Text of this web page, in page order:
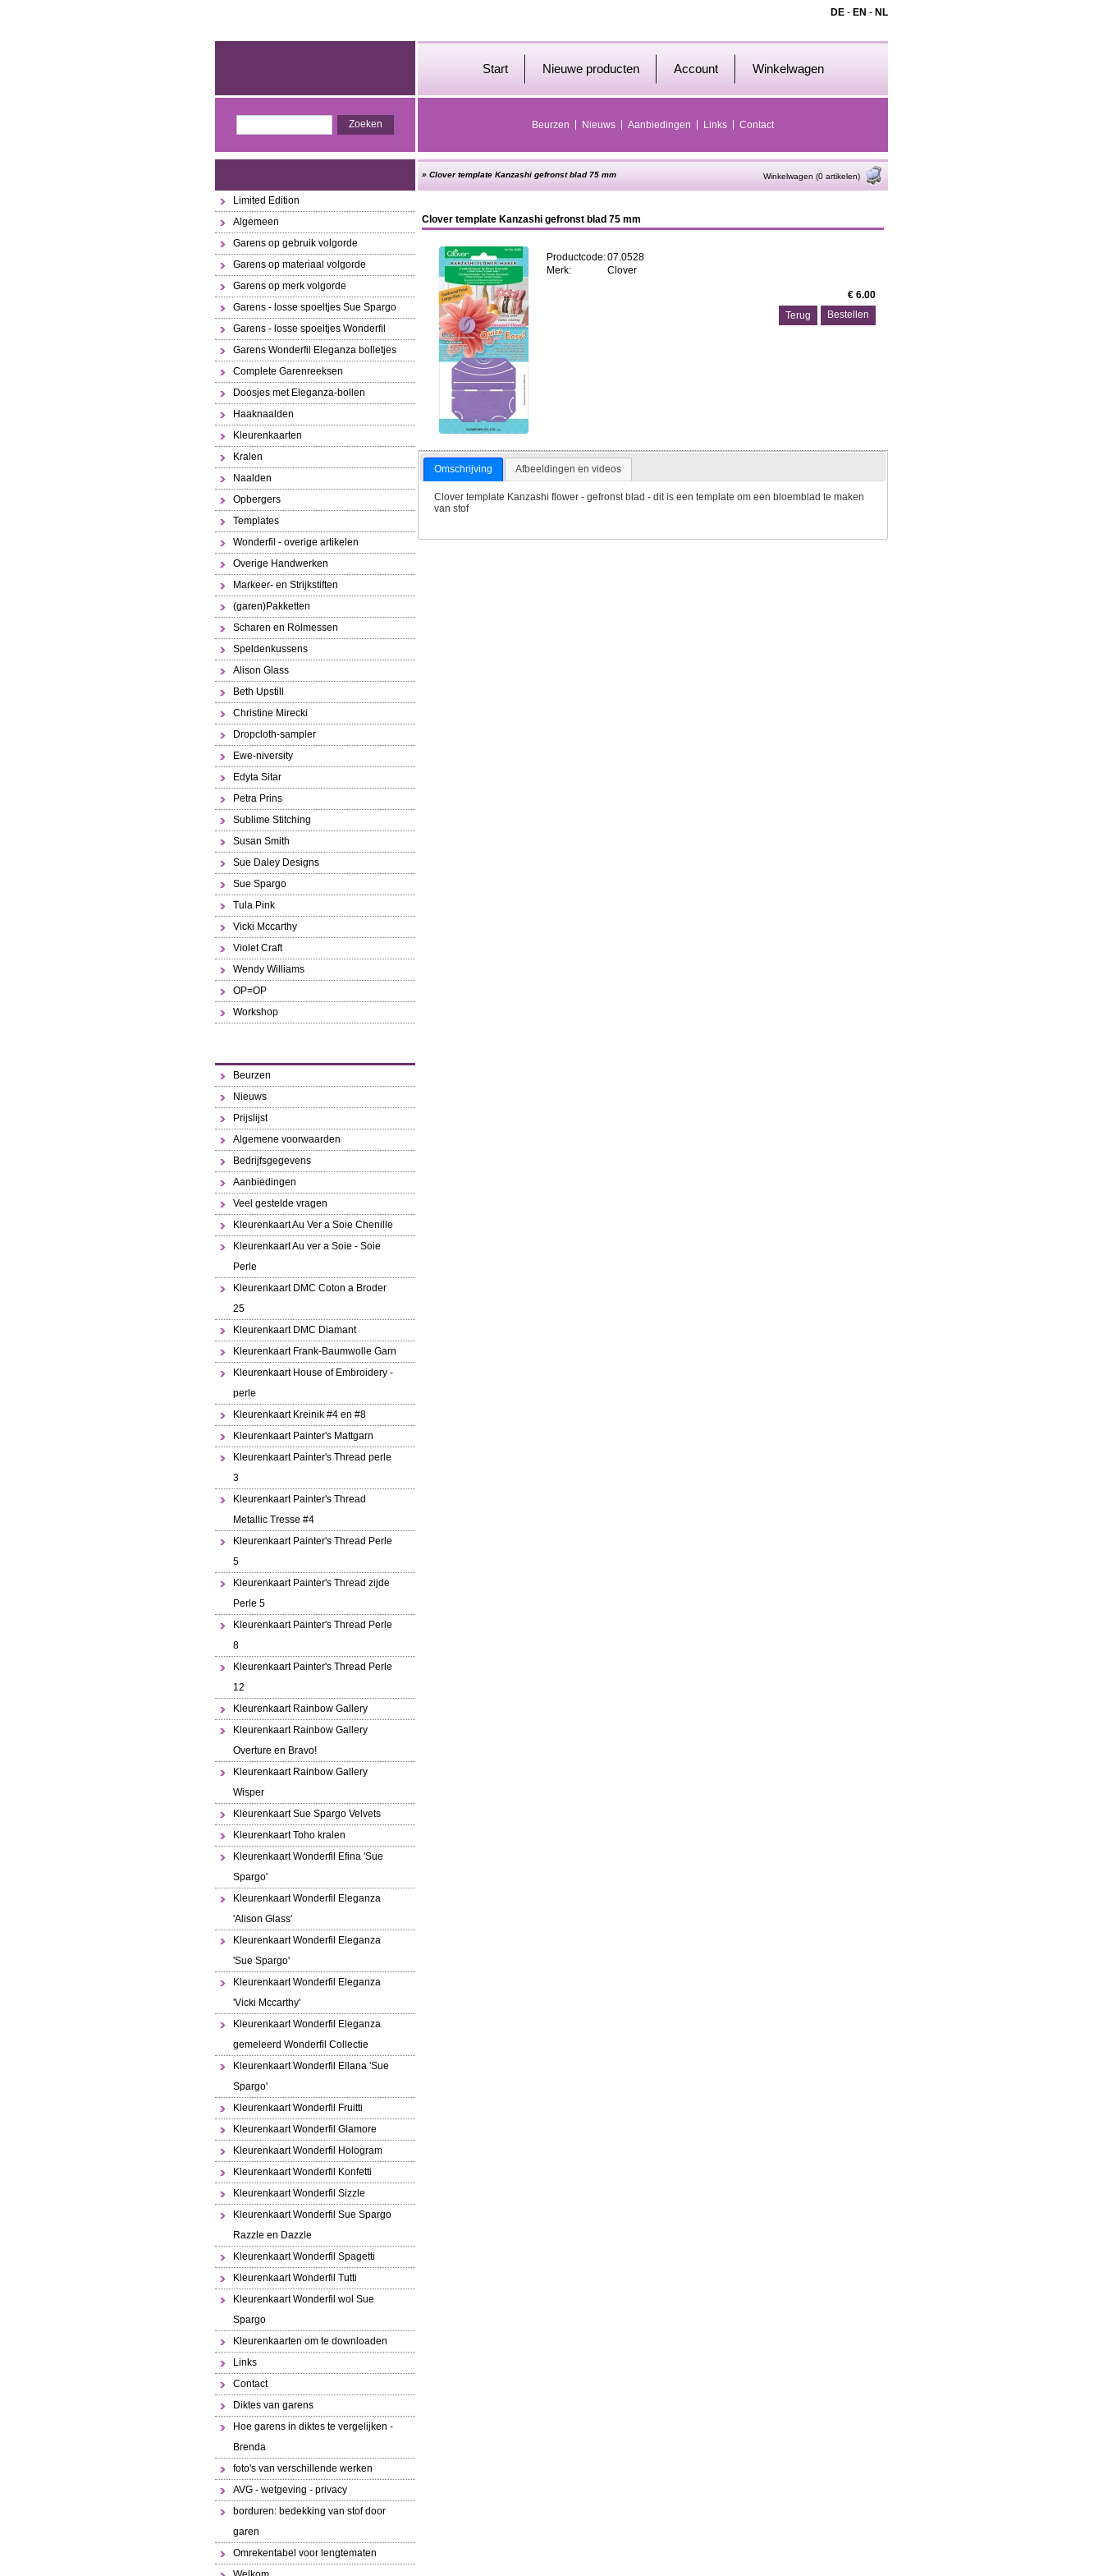
DE - EN - NL
Start Nieuwe producten Account Winkelwagen
Beurzen Nieuws Aanbiedingen Links Contact
Limited Edition
Algemeen
Garens op gebruik volgorde
Garens op materiaal volgorde
Garens op merk volgorde
Garens - losse spoeltjes Sue Spargo
Garens - losse spoeltjes Wonderfil
Garens Wonderfil Eleganza bolletjes
Complete Garenreeksen
Doosjes met Eleganza-bollen
Haaknaalden
Kleurenkaarten
Kralen
Naalden
Opbergers
Templates
Wonderfil - overige artikelen
Overige Handwerken
Markeer- en Strijkstiften
(garen)Pakketten
Scharen en Rolmessen
Speldenkussens
Alison Glass
Beth Upstill
Christine Mirecki
Dropcloth-sampler
Ewe-niversity
Edyta Sitar
Petra Prins
Sublime Stitching
Susan Smith
Sue Daley Designs
Sue Spargo
Tula Pink
Vicki Mccarthy
Violet Craft
Wendy Williams
OP=OP
Workshop
Beurzen
Nieuws
Prijslijst
Algemene voorwaarden
Bedrijfsgegevens
Aanbiedingen
Veel gestelde vragen
Kleurenkaart Au Ver a Soie Chenille
Kleurenkaart Au ver a Soie - Soie
Perle
Kleurenkaart DMC Coton a Broder
25
Kleurenkaart DMC Diamant
Kleurenkaart Frank-Baumwolle Garn
Kleurenkaart House of Embroidery -
perle
Kleurenkaart Kreinik #4 en #8
Kleurenkaart Painter's Mattgarn
Kleurenkaart Painter's Thread perle
3
Kleurenkaart Painter's Thread
Metallic Tresse #4
Kleurenkaart Painter's Thread Perle
5
Kleurenkaart Painter's Thread zijde
Perle 5
Kleurenkaart Painter's Thread Perle
8
Kleurenkaart Painter's Thread Perle
12
Kleurenkaart Rainbow Gallery
Kleurenkaart Rainbow Gallery
Overture en Bravo!
Kleurenkaart Rainbow Gallery
Wisper
Kleurenkaart Sue Spargo Velvets
Kleurenkaart Toho kralen
Kleurenkaart Wonderfil Efina 'Sue
Spargo'
Kleurenkaart Wonderfil Eleganza
'Alison Glass'
Kleurenkaart Wonderfil Eleganza
'Sue Spargo'
Kleurenkaart Wonderfil Eleganza
'Vicki Mccarthy'
Kleurenkaart Wonderfil Eleganza
gemeleerd Wonderfil Collectie
Kleurenkaart Wonderfil Ellana 'Sue
Spargo'
Kleurenkaart Wonderfil Fruitti
Kleurenkaart Wonderfil Glamore
Kleurenkaart Wonderfil Hologram
Kleurenkaart Wonderfil Konfetti
Kleurenkaart Wonderfil Sizzle
Kleurenkaart Wonderfil Sue Spargo
Razzle en Dazzle
Kleurenkaart Wonderfil Spagetti
Kleurenkaart Wonderfil Tutti
Kleurenkaart Wonderfil wol Sue
Spargo
Kleurenkaarten om te downloaden
Links
Contact
Diktes van garens
Hoe garens in diktes te vergelijken -
Brenda
foto's van verschillende werken
AVG - wetgeving - privacy
borduren: bedekking van stof door
garen
Omrekentabel voor lengtematen
» Clover template Kanzashi gefronst blad 75 mm Winkelwagen (0 artikelen)
Clover template Kanzashi gefronst blad 75 mm
Productcode:07.0528
Merk:
Clover
€ 6.00
Terug
Omschrijving Afbeeldingen en videos
Clover template Kanzashi flower - gefronst blad - dit is een template om een bloemblad te maken
van stof